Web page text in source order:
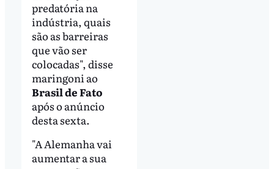
predatória na
indústria, quais
são as barreiras
que vão ser
colocadas", disse
maringoni ao
Brasil de Fato
após o anúncio
desta sexta.
"A Alemanha vai
aumentar a sua